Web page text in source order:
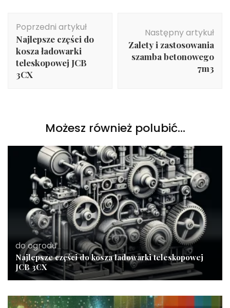
wpisu
Poprzedni artykuł
Najlepsze części do
kosza ładowarki
teleskopowej JCB
3CX
Następny artykuł
Zalety i zastosowania
szamba betonowego
7m3
Możesz również polubić…
do ogrodu
Najlepsze części do kosza ładowarki teleskopowej
JCB 3CX